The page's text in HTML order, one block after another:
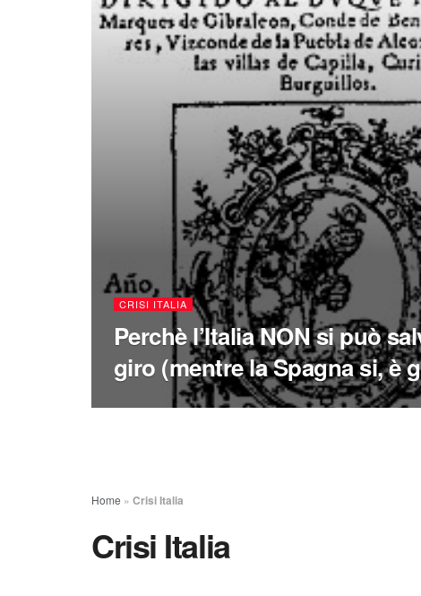
CRISI ITALIA
Perchè l’Italia NON si può
giro (mentre la Spagna si, è
Home » Crisi Italia
Crisi Italia